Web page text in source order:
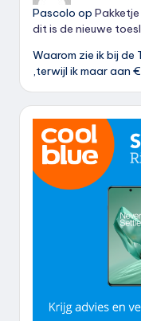
Pascolo op
dit is de nieuwe
Waarom zie ik bij
,terwijl ik maar aan